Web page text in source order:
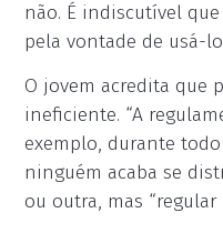
não. É indiscutível
pela vontade de usá-
O jovem acredita que
ineficiente. “A
exemplo, durante
ninguém acaba se
ou outra, mas